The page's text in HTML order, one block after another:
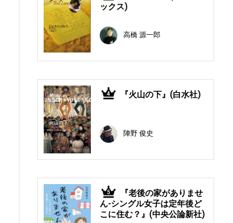
ックス)
高橋 源一郎
4 『火山の下』(白水社)
陣野 俊史
5
『老後の家がありませ
ん-シングル女子は定年後ど
こに住む？』(中央公論新社)